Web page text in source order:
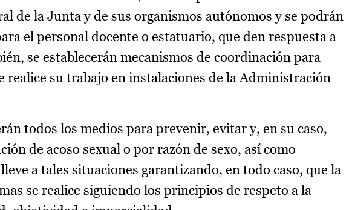
de la Junta y de sus organismos autónomos y se podrán
el personal docente o estatuario, que den respuesta a
se establecerán mecanismos de coordinación para
realice su trabajo en instalaciones de la Administración
todos los medios para prevenir, evitar y, en su caso,
de acoso sexual o por razón de sexo, así como
a tales situaciones garantizando, en todo caso, que la
se realice siguiendo los principios de respeto a la